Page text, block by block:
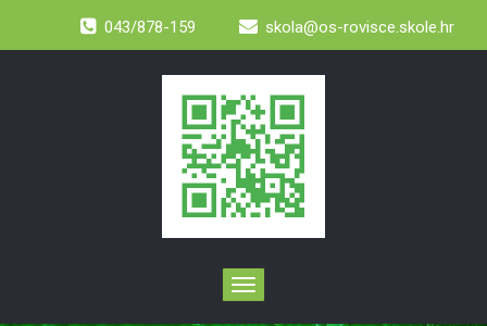
043/878-159 skola@os-rovisce.skole.hr
Toggle
navigation